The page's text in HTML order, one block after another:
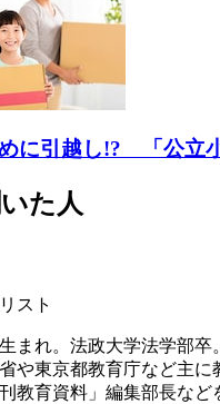
に引越し!? 「公立
た人
スト
まれ。法政大学法学部卒
や東京都教育庁など主に
教育資料」編集部長など